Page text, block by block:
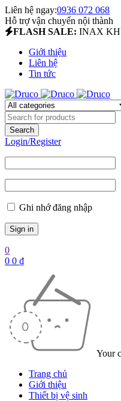
Liên hệ ngay:0936 072 068
Hỗ trợ vận chuyển nội thành
FLASH SALE: INAX
Giới thiệu
Liên hệ
Tin tức
Login/Register
Ghi nhớ đăng nhập
0
0 0 ₫
Your
Trang chủ
Giới thiệu
Thiết bị vệ sinh